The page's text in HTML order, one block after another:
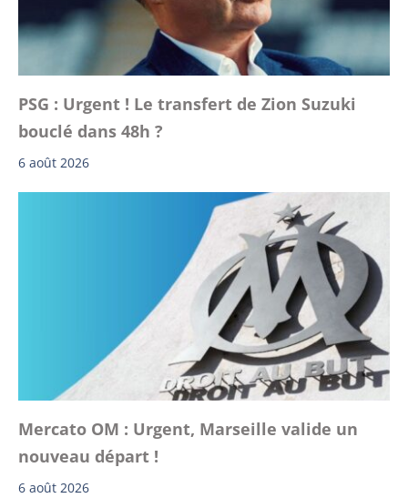
PSG : Urgent ! Le transfert de Zion Suzuki
bouclé dans 48h ?
6 août 2026
Mercato OM : Urgent, Marseille valide un
nouveau départ !
6 août 2026